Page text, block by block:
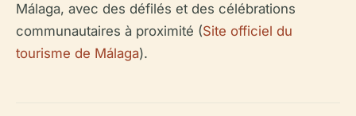
Málaga, avec des défilés et des célébrations
communautaires à proximité (Site officiel du
tourisme de Málaga).